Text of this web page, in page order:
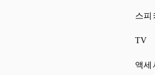
스피
TV
액세